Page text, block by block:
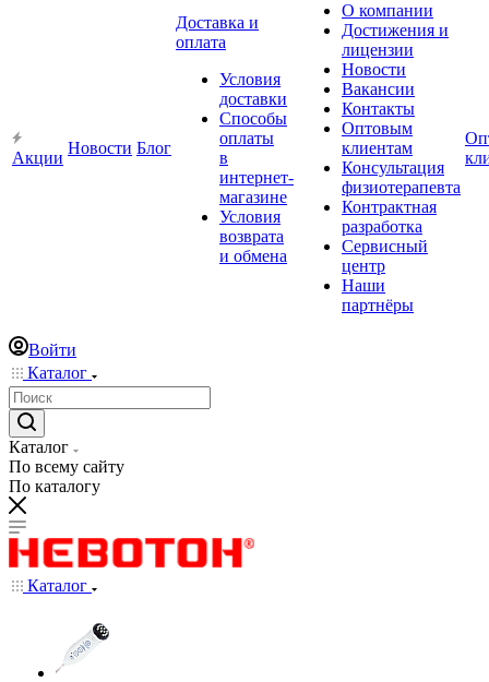
Акции
Новости Блог
Доставка и
оплата
Условия
доставки
Способы
оплаты
в
интернет-
магазине
Условия
возврата
и обмена
О компании
Достижения и
лицензии
Новости
Вакансии
Контакты
Оптовым
клиентам
Консультация
физиотерапевта
Контрактная
разработка
Сервисный
центр
Наши
партнёры
Войти
Каталог
Каталог
По всему сайту
По каталогу
Каталог